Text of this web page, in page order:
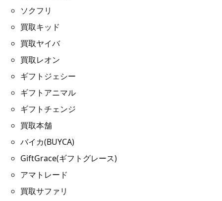
ソクフリ
買取キッド
買取ヤイバ
買取レオン
ギフトジェシー
ギフトアニマル
ギフトチェンジ
買取本舗
バイカ(BUYCA)
GiftGrace(ギフトグレース)
アマトレード
買取サファリ